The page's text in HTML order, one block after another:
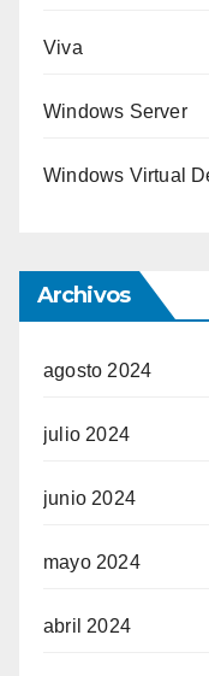
Viva
Windows Server
Windows Virtual
Archivos
agosto 2024
julio 2024
junio 2024
mayo 2024
abril 2024